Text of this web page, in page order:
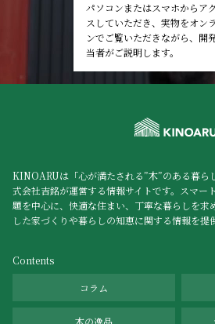
パソコンまたはスマホからア
スしていただき、実物をオン
ンでご覧いただきながら、開
当者がご説明します。
KINOARUは「心が満たされる”木”のある暮ら
式会社吉銘が運営する情報サイトです。スマー
題を中心に、快適な住まい、丁寧な暮らしを求
した家づくりや暮らしの知恵に関する情報を提
Contents
コラム
木の逸品